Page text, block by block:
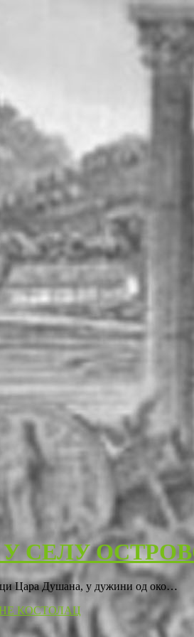
СЕЛУ
Цара Душана, у дужини од око…